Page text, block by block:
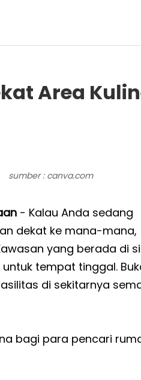
Area
sumber : canva.com
- Kalau Anda sedang
dekat ke mana-mana,
yang berada di
tempat tinggal.
di sekitarnya
bagi para pencari